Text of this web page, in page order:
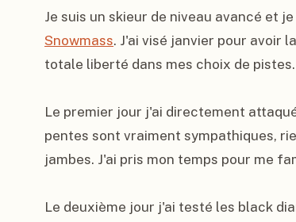
Je suis un skieur de niveau avancé et
Snowmass. J'ai visé janvier pour avoir
totale liberté dans mes choix de pistes.
Le premier jour j'ai directement
pentes sont vraiment sympathiques,
jambes. J'ai pris mon temps pour me
Le deuxième jour j'ai testé les black